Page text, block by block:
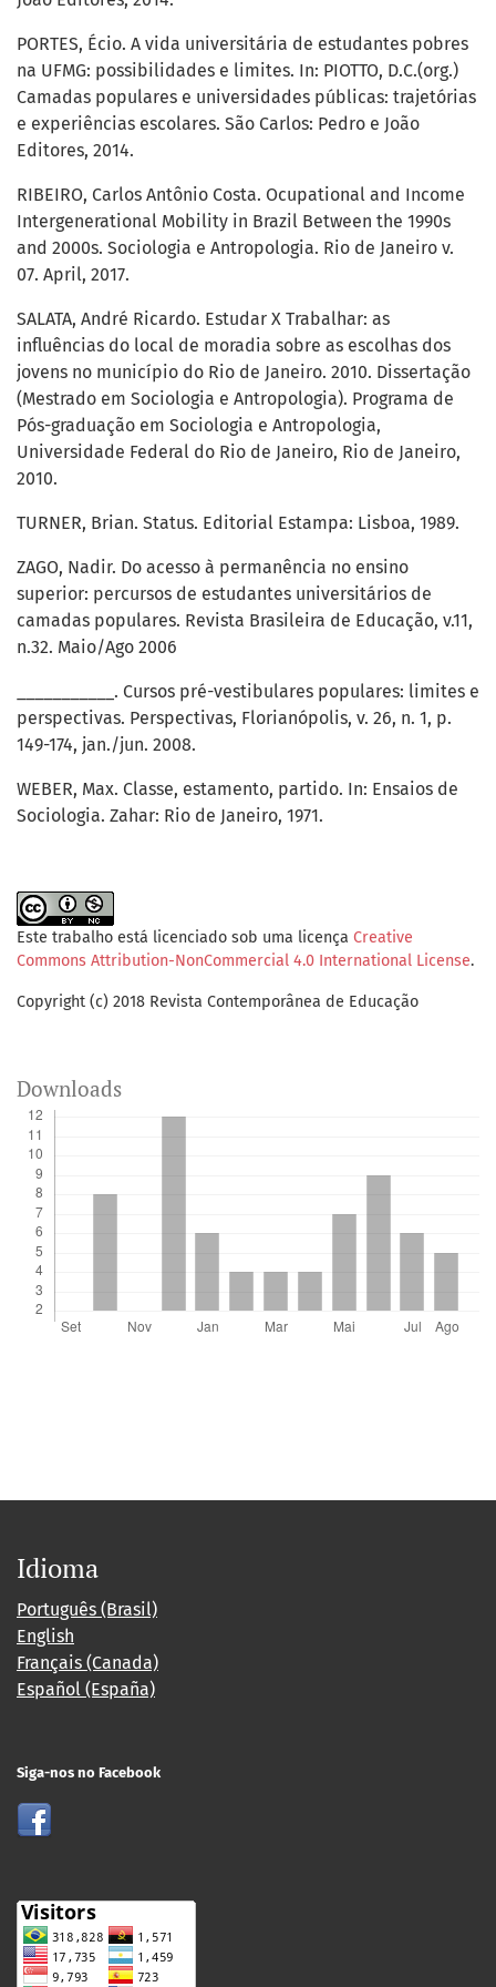
PORTES, Écio. A vida universitária de estudantes pobres
na UFMG: possibilidades e limites. In: PIOTTO, D.C.(org.)
Camadas populares e universidades públicas: trajetórias
e experiências escolares. São Carlos: Pedro e João
Editores, 2014.
RIBEIRO, Carlos Antônio Costa. Ocupational and Income
Intergenerational Mobility in Brazil Between the 1990s
and 2000s. Sociologia e Antropologia. Rio de Janeiro v.
07. April, 2017.
SALATA, André Ricardo. Estudar X Trabalhar: as
influências do local de moradia sobre as escolhas dos
jovens no município do Rio de Janeiro. 2010. Dissertação
(Mestrado em Sociologia e Antropologia). Programa de
Pós-graduação em Sociologia e Antropologia,
Universidade Federal do Rio de Janeiro, Rio de Janeiro,
2010.
TURNER, Brian. Status. Editorial Estampa: Lisboa, 1989.
ZAGO, Nadir. Do acesso à permanência no ensino
superior: percursos de estudantes universitários de
camadas populares. Revista Brasileira de Educação, v.11,
n.32. Maio/Ago 2006
___________. Cursos pré-vestibulares populares: limites e
perspectivas. Perspectivas, Florianópolis, v. 26, n. 1, p.
149-174, jan./jun. 2008.
WEBER, Max. Classe, estamento, partido. In: Ensaios de
Sociologia. Zahar: Rio de Janeiro, 1971.
Este trabalho está licenciado sob uma licença Creative
Commons Attribution-NonCommercial 4.0 International License.
Copyright (c) 2018 Revista Contemporânea de Educação
Downloads
Idioma
Português (Brasil)
English
Français (Canada)
Español (España)
Siga-nos no Facebook